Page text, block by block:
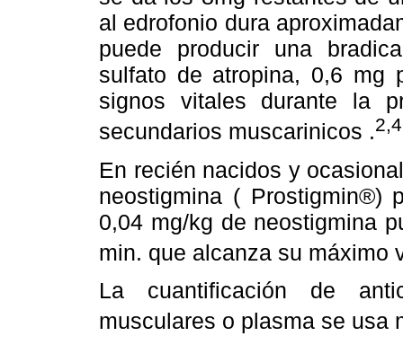
al edrofonio dura
puede producir una
sulfato de atropina, 0,6 mg
signos vitales durante la
secundarios muscarinicos .
En recién nacidos y
neostigmina ( Prostigmin®)
0,04 mg/kg de neostigmina
min. que alcanza su máximo
La cuantificación de
musculares o plasma se usa